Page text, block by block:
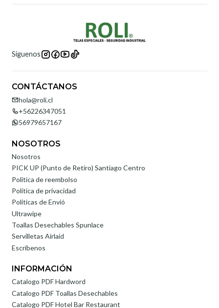
Síguenos
CONTÁCTANOS
hola@roli.cl
+56226347051
56979657167
NOSOTROS
Nosotros
PICK UP (Punto de Retiro) Santiago Centro
Politica de reembolso
Política de privacidad
Políticas de Envió
Ultrawipe
Toallas Desechables Spunlace
Servilletas Airlaid
Escríbenos
INFORMACIÓN
Catalogo PDF Hardword
Catalogo PDF Toallas Desechables
Catalogo PDF Hotel Bar Restaurant